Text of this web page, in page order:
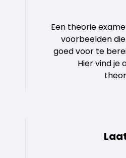
Een theorie
voorbeelden
goed voor te
Hier vind je